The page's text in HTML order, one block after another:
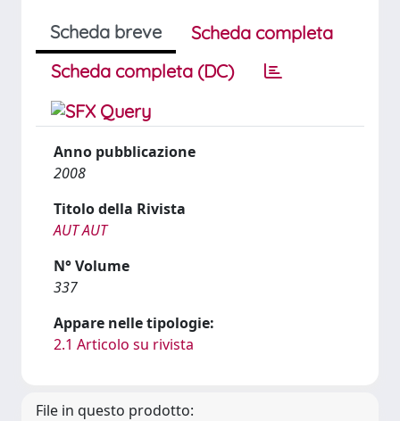
Scheda breve
Scheda completa
Scheda completa (DC)
Anno pubblicazione
2008
Titolo della Rivista
AUT AUT
N° Volume
337
Appare nelle tipologie:
2.1 Articolo su rivista
File in questo prodotto: